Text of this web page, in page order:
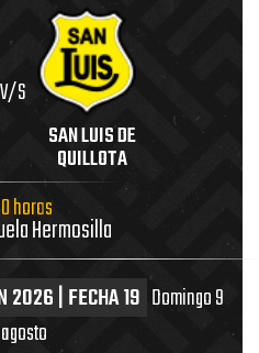
V/S
SAN LUIS DE
QUILLOTA
horas
Hermosilla
2026 | FECHA 19 Domingo 9